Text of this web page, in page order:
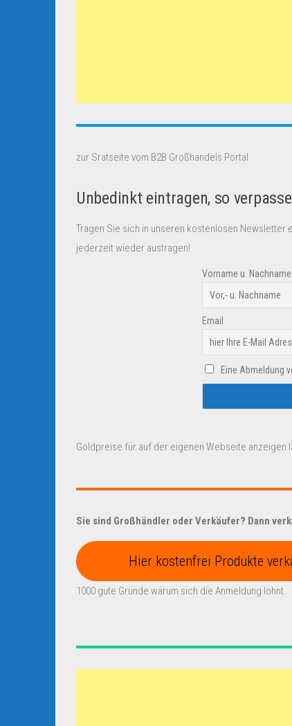
zur Sratseite vom B2B Großhandels Portal
Unbedinkt eintragen, so
Tragen Sie sich in unseren kostenlosen Newsletter
jederzeit wieder austragen!
Vorname u. Nachname
Email
Eine Abmeldung
Goldpreise für auf der eigenen Webseite anzeigen
Sie sind Großhändler oder Verkäufer? Dann
Hier kostenfrei Produkte
1000 gute Gründe warum sich die Anmeldung lohnt.